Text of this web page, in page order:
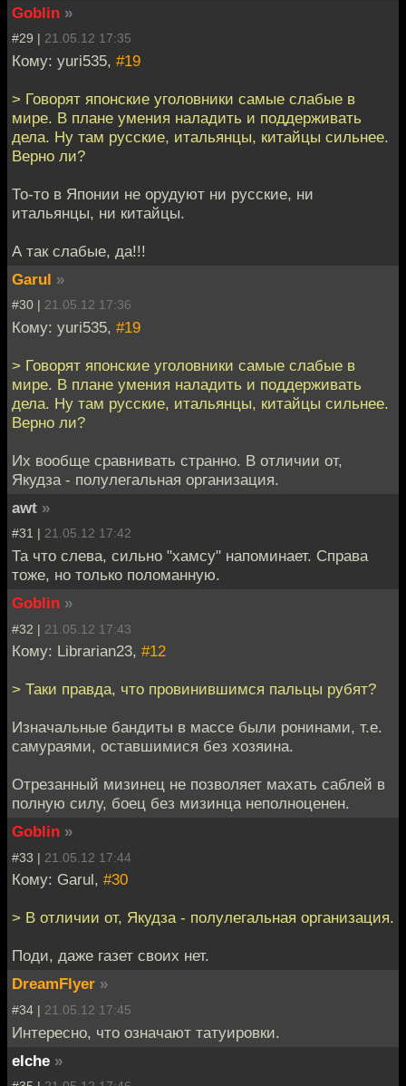
Goblin »
#29 | 21.05.12 17:35
Кому: yuri535, #19
> Говорят японские уголовники самые слабые в
мире. В плане умения наладить и поддерживать
дела. Ну там русские, итальянцы, китайцы сильнее.
Верно ли?
То-то в Японии не орудуют ни русские, ни
итальянцы, ни китайцы.
А так слабые, да!!!
Garul »
#30 | 21.05.12 17:36
Кому: yuri535, #19
> Говорят японские уголовники самые слабые в
мире. В плане умения наладить и поддерживать
дела. Ну там русские, итальянцы, китайцы сильнее.
Верно ли?
Их вообще сравнивать странно. В отличии от,
Якудза - полулегальная организация.
awt »
#31 | 21.05.12 17:42
Та что слева, сильно "хамсу" напоминает. Справа
тоже, но только поломанную.
Goblin »
#32 | 21.05.12 17:43
Кому: Librarian23, #12
> Таки правда, что провинившимся пальцы рубят?
Изначальные бандиты в массе были ронинами, т.е.
самураями, оставшимися без хозяина.
Отрезанный мизинец не позволяет махать саблей в
полную силу, боец без мизинца неполноценен.
Goblin »
#33 | 21.05.12 17:44
Кому: Garul, #30
> В отличии от, Якудза - полулегальная организация.
Поди, даже газет своих нет.
DreamFlyer »
#34 | 21.05.12 17:45
Интересно, что означают татуировки.
elche »